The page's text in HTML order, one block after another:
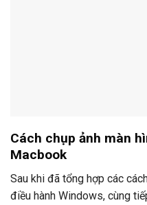
Cách chụp ảnh màn
Macbook
Sau khi đã tổng hợp các
điều hành Windows, cùng